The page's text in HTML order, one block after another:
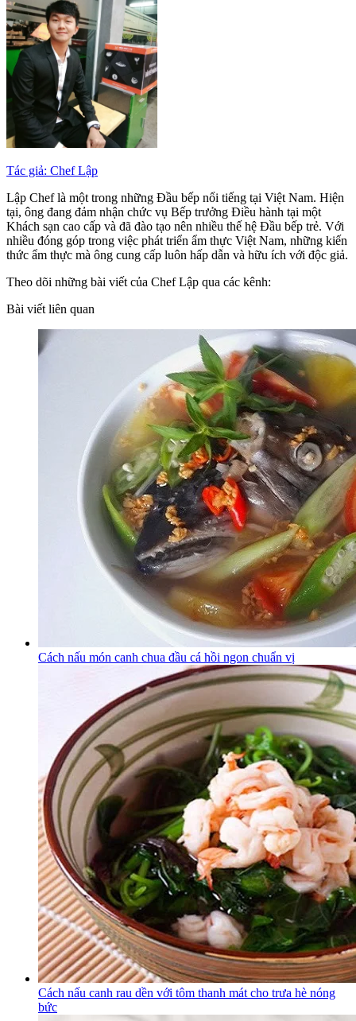
Tác giả: Chef Lập
Lập Chef là một trong những Đầu bếp nổi tiếng tại Việt Nam. Hiện
tại, ông đang đảm nhận chức vụ Bếp trưởng Điều hành tại một
Khách sạn cao cấp và đã đào tạo nên nhiều thế hệ Đầu bếp trẻ. Với
nhiều đóng góp trong việc phát triển ẩm thực Việt Nam, những kiến
thức ẩm thực mà ông cung cấp luôn hấp dẫn và hữu ích với độc giả.
Theo dõi những bài viết của Chef Lập qua các kênh:
Bài viết liên quan
Cách nấu món canh chua đầu cá hồi ngon chuẩn vị
Cách nấu canh rau dền với tôm thanh mát cho trưa hè nóng
bức